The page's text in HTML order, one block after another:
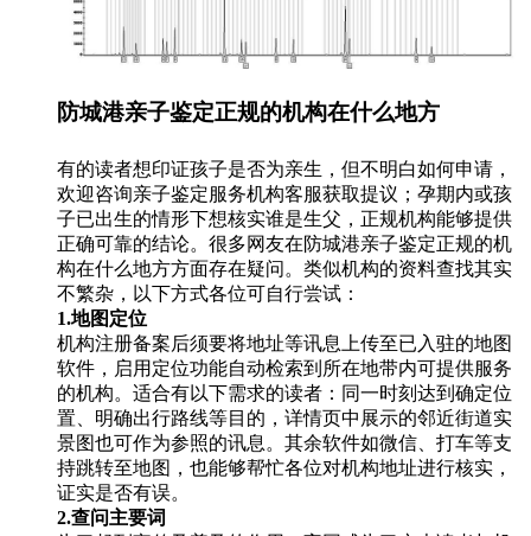
防城港亲子鉴定正规的机构在什么地方
有的读者想印证孩子是否为亲生，但不明白如何申请，
欢迎咨询亲子鉴定服务机构客服获取提议；孕期内或孩
子已出生的情形下想核实谁是生父，正规机构能够提供
正确可靠的结论。很多网友在防城港亲子鉴定正规的机
构在什么地方方面存在疑问。类似机构的资料查找其实
不繁杂，以下方式各位可自行尝试：
1.地图定位
机构注册备案后须要将地址等讯息上传至已入驻的地图
软件，启用定位功能自动检索到所在地带内可提供服务
的机构。适合有以下需求的读者：同一时刻达到确定位
置、明确出行路线等目的，详情页中展示的邻近街道实
景图也可作为参照的讯息。其余软件如微信、打车等支
持跳转至地图，也能够帮忙各位对机构地址进行核实，
证实是否有误。
2.查问主要词